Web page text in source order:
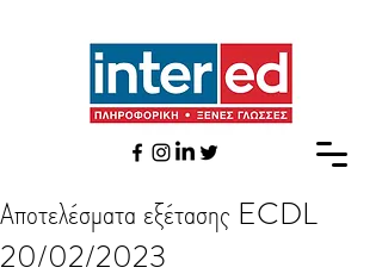
Αποτελέσματα εξέτασης ECDL
20/02/2023